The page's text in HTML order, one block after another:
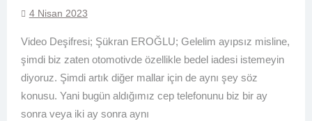
4 Nisan 2023
Video Deşifresi; Şükran EROĞLU; Gelelim ayıpsız misline,
şimdi biz zaten otomotivde özellikle bedel iadesi istemeyin
diyoruz. Şimdi artık diğer mallar için de aynı şey söz
konusu. Yani bugün aldığımız cep telefonunu biz bir ay
sonra veya iki ay sonra aynı